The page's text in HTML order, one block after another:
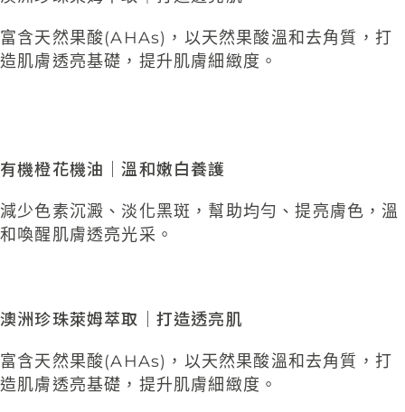
富含天然果酸(AHAs)， 以天然果酸溫和去角質，打
造肌膚透亮基礎 ，提升肌膚細緻度。
有機橙花機油｜溫和嫩白養護
減少色素沉澱、淡化黑斑，幫助均勻、提亮膚色， 溫
和喚醒肌膚透亮光采 。
澳洲珍珠萊姆萃取｜打造透亮肌
富含天然果酸(AHAs)， 以天然果酸溫和去角質，打
造肌膚透亮基礎 ，提升肌膚細緻度。